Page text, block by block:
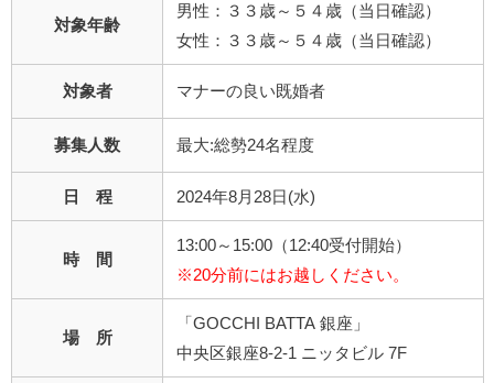
対象年齢
男性：３３歳～５４歳（当日確認）
女性：３３歳～５４歳（当日確認）
対象者 マナーの良い既婚者
募集人数 最大:総勢24名程度
日 程 2024年8月28日(水)
時 間
13:00～15:00（12:40受付開始）
※20分前にはお越しください。
場 所
「GOCCHI BATTA 銀座」
中央区銀座8-2-1 ニッタビル 7F